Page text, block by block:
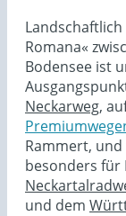
Landschaftlich
Romana«
Bodensee ist
Neckarweg,
Rammert, und
besonders für
und dem